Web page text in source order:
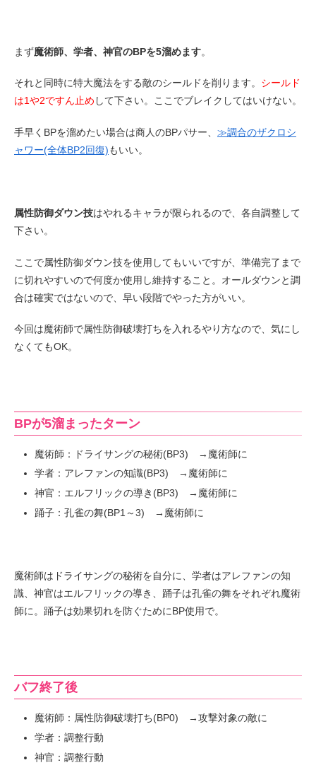
まず魔術師、学者、神官のBPを5溜めます。
それと同時に特大魔法をする敵のシールドを削ります。 シールド
は1や2ですん止め して下さい。ここでブレイクしてはいけない。
手早くBPを溜めたい場合は商人のBPパサー、 ≫調合のザクロシ
ャワー(全体BP2回復)もいい。
属性防御ダウン技はやれるキャラが限られるので、各自調整して
下さい。
ここで属性防御ダウン技を使用してもいいですが、準備完了まで
に切れやすいので何度か使用し維持すること。オールダウンと調
合は確実ではないので、早い段階でやった方がいい。
今回は魔術師で属性防御破壊打ちを入れるやり方なので、気にし
なくてもOK。
BPが5溜まったターン
魔術師：ドライサングの秘術(BP3) →魔術師に
学者：アレファンの知識(BP3) →魔術師に
神官：エルフリックの導き(BP3) →魔術師に
踊子：孔雀の舞(BP1～3) →魔術師に
魔術師はドライサングの秘術を自分に、学者はアレファンの知
識、神官はエルフリックの導き、踊子は孔雀の舞をそれぞれ魔術
師に。踊子は効果切れを防ぐためにBP使用で。
バフ終了後
魔術師：属性防御破壊打ち(BP0) →攻撃対象の敵に
学者：調整行動
神官：調整行動